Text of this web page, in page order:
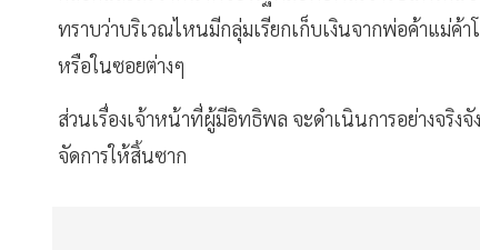
ทราบว่าบริเวณไหนมีกลุ่มเรียกเก็บเงินจากพ่อค้าแม่
หรือในซอยต่างๆ
ส่วนเรื่องเจ้าหน้าที่ผู้มีอิทธิพล จะดำเนินการอย่างจริง
จัดการให้สิ้นซาก